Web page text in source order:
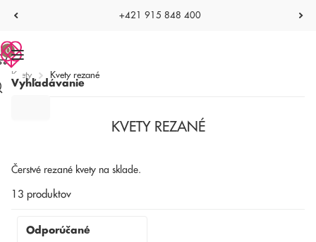
+421 915 848 400
Vyhľadávanie
0
Kvety Kvety rezané
KVETY REZANÉ
Čerstvé rezané kvety na sklade.
13 produktov